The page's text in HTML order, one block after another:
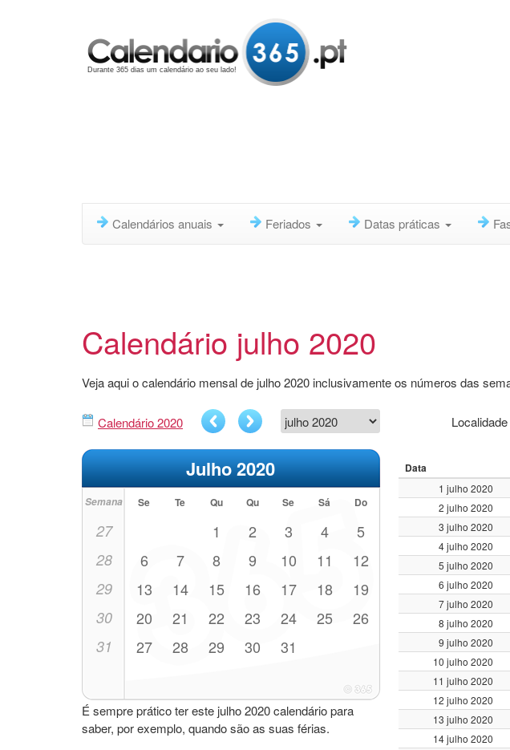
Durante 365 dias um calendário ao seu lado!
Calendários anuais Feriados Datas práticas
Calendário julho 2020
Veja aqui o calendário mensal de julho 2020 inclusivamente os números das
Calendário 2020
Julho 2020
Semana Se Te Qu Qu Se Sá Do
27 1 2 3 4 5
28 6 7 8 9 10 11 12
29 13 14 15 16 17 18 19
30 20 21 22 23 24 25 26
31 27 28 29 30 31
É sempre prático ter este julho 2020 calendário para
saber, por exemplo, quando são as suas férias.
Localidade
Data
1 julho 2020
2 julho 2020
3 julho 2020
4 julho 2020
5 julho 2020
6 julho 2020
7 julho 2020
8 julho 2020
9 julho 2020
10 julho 2020
11 julho 2020
12 julho 2020
13 julho 2020
14 julho 2020